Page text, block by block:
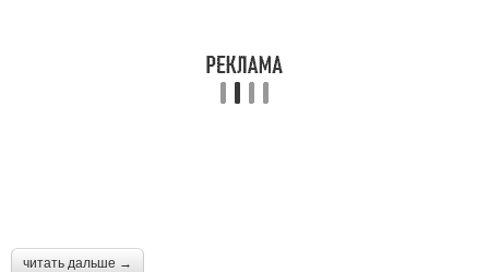
читать дальше →